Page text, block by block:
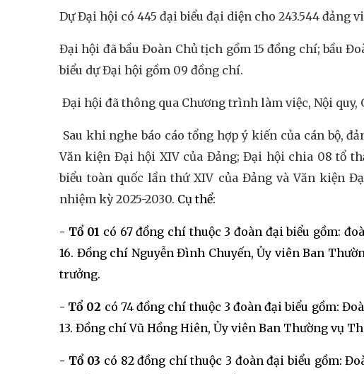
Dự Đại hội có 445 đại biểu đại diện cho 243.544 đảng
Đại hội đã bầu Đoàn Chủ tịch gồm 15 đồng chí; bầu
biểu dự Đại hội gồm 09 đồng chí.
Đại hội đã thông qua Chương trình làm việc, Nội quy,
Sau khi nghe báo cáo tổng hợp ý kiến của cán bộ,
Văn kiện Đại hội XIV của Đảng; Đại hội chia 08 tổ
biểu toàn quốc lần thứ XIV của Đảng và Văn kiện
nhiệm kỳ 2025-2030. Cụ thể:
- Tổ 01 có 67 đồng chí thuộc 3 đoàn đại biểu gồm:
16. Đồng chí Nguyễn Đình Chuyến, Ủy viên Ban
trưởng.
- Tổ 02 có 74 đồng chí thuộc 3 đoàn đại biểu gồm:
13. Đồng chí Vũ Hồng Hiên, Ủy viên Ban Thường vụ
- Tổ 03 có 82 đồng chí thuộc 3 đoàn đại biểu gồm: